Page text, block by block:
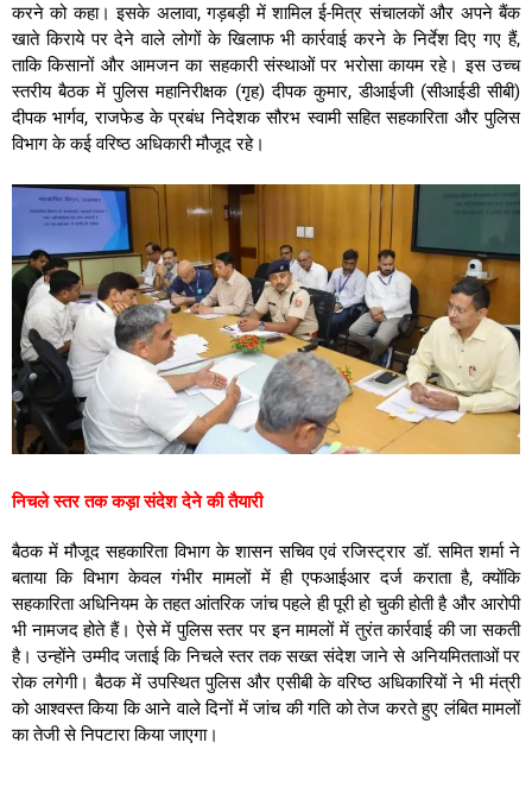
करने को कहा। इसके अलावा, गड़बड़ी में शामिल ई-मित्र संचालकों और अपने बैंक
खाते किराये पर देने वाले लोगों के खिलाफ भी कार्रवाई करने के निर्देश दिए गए हैं,
ताकि किसानों और आमजन का सहकारी संस्थाओं पर भरोसा कायम रहे। इस उच्च
स्तरीय बैठक में पुलिस महानिरीक्षक (गृह) दीपक कुमार, डीआईजी (सीआईडी सीबी)
दीपक भार्गव, राजफेड के प्रबंध निदेशक सौरभ स्वामी सहित सहकारिता और पुलिस
विभाग के कई वरिष्ठ अधिकारी मौजूद रहे।
निचले स्तर तक कड़ा संदेश देने की तैयारी
बैठक में मौजूद सहकारिता विभाग के शासन सचिव एवं रजिस्ट्रार डॉ. समित शर्मा ने
बताया कि विभाग केवल गंभीर मामलों में ही एफआईआर दर्ज कराता है, क्योंकि
सहकारिता अधिनियम के तहत आंतरिक जांच पहले ही पूरी हो चुकी होती है और आरोपी
भी नामजद होते हैं। ऐसे में पुलिस स्तर पर इन मामलों में तुरंत कार्रवाई की जा सकती
है। उन्होंने उम्मीद जताई कि निचले स्तर तक सख्त संदेश जाने से अनियमितताओं पर
रोक लगेगी। बैठक में उपस्थित पुलिस और एसीबी के वरिष्ठ अधिकारियों ने भी मंत्री
को आश्वस्त किया कि आने वाले दिनों में जांच की गति को तेज करते हुए लंबित मामलों
का तेजी से निपटारा किया जाएगा।